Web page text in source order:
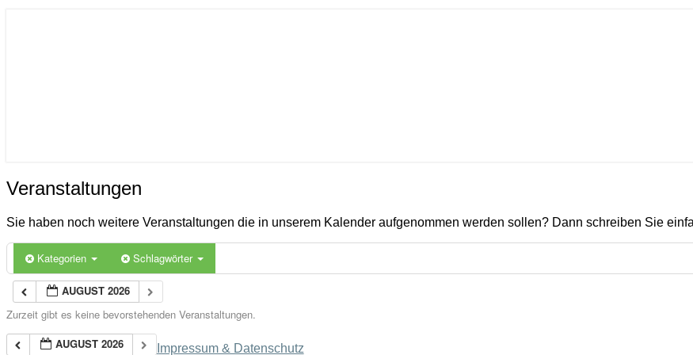
Veranstaltungen
Veranstaltungen
Sie haben noch weitere Veranstaltungen die in unserem Kalender aufgenommen werden sollen? Dann schreiben Sie
Kategorien Schlagwörter
AUGUST 2026
Zurzeit gibt es keine bevorstehenden Veranstaltungen.
AUGUST 2026
Impressum & Datenschutz